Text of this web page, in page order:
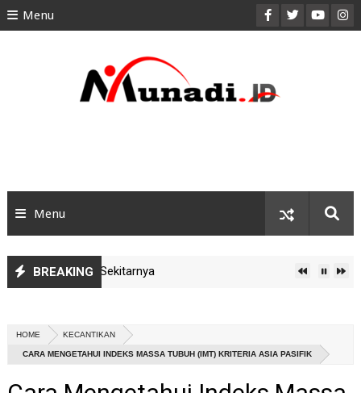
Menu
Menu
OTOMOTIF
BREAKING
Jakarta & Sekitarnya
HOME KECANTIKAN
CARA MENGETAHUI INDEKS MASSA TUBUH (IMT) KRITERIA ASIA PASIFIK